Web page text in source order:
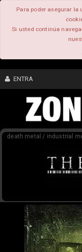
Para poder asegurar
Si usted continúa
ENTRA
CONTENIDO
FEEEDBACK
death metal / industrial